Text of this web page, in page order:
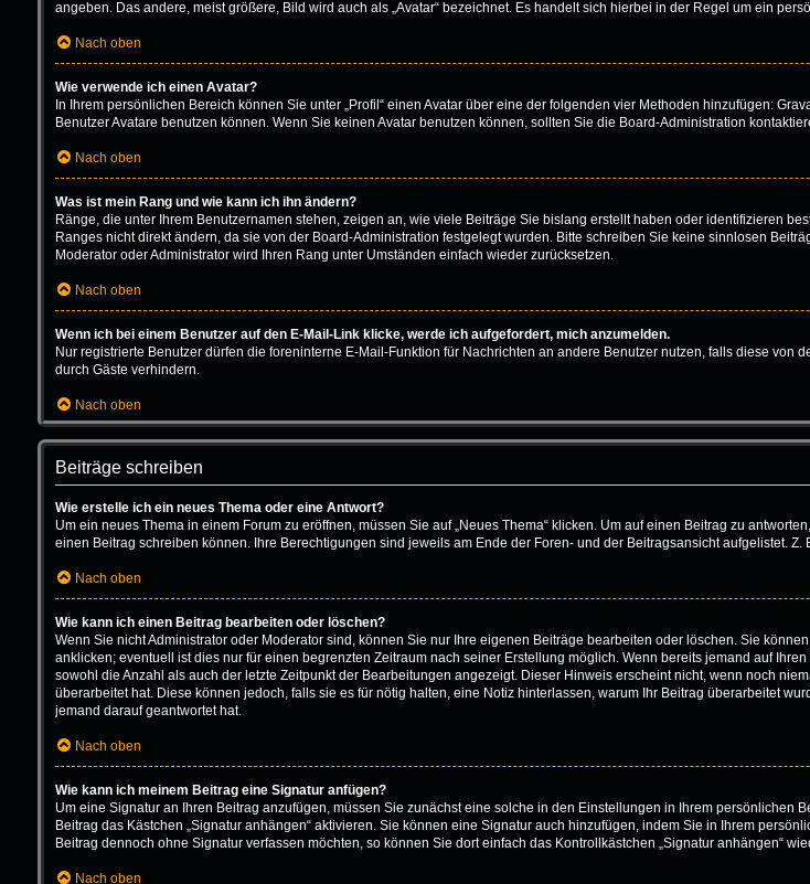
angeben. Das andere, meist größere, Bild wird auch als „Avatar“ bezeichnet. Es handelt sich hierbei in der Regel um ein
Nach oben
Wie verwende ich einen Avatar?
In Ihrem persönlichen Bereich können Sie unter „Profil“ einen Avatar über eine der folgenden vier Methoden hinzufügen:
Benutzer Avatare benutzen können. Wenn Sie keinen Avatar benutzen können, sollten Sie die Board-Administration
Nach oben
Was ist mein Rang und wie kann ich ihn ändern?
Ränge, die unter Ihrem Benutzernamen stehen, zeigen an, wie viele Beiträge Sie bislang erstellt haben oder identifizieren
Ranges nicht direkt ändern, da sie von der Board-Administration festgelegt wurden. Bitte schreiben Sie keine sinnlosen
Moderator oder Administrator wird Ihren Rang unter Umständen einfach wieder zurücksetzen.
Nach oben
Wenn ich bei einem Benutzer auf den E-Mail-Link klicke, werde ich aufgefordert, mich anzumelden.
Nur registrierte Benutzer dürfen die foreninterne E-Mail-Funktion für Nachrichten an andere Benutzer nutzen, falls diese
durch Gäste verhindern.
Nach oben
Beiträge schreiben
Wie erstelle ich ein neues Thema oder eine Antwort?
Um ein neues Thema in einem Forum zu eröffnen, müssen Sie auf „Neues Thema“ klicken. Um auf einen Beitrag zu
einen Beitrag schreiben können. Ihre Berechtigungen sind jeweils am Ende der Foren- und der Beitragsansicht aufgelistet. Z.
Nach oben
Wie kann ich einen Beitrag bearbeiten oder löschen?
Wenn Sie nicht Administrator oder Moderator sind, können Sie nur Ihre eigenen Beiträge bearbeiten oder löschen. Sie
anklicken; eventuell ist dies nur für einen begrenzten Zeitraum nach seiner Erstellung möglich. Wenn bereits jemand auf
sowohl die Anzahl als auch der letzte Zeitpunkt der Bearbeitungen angezeigt. Dieser Hinweis erscheint nicht, wenn noch
überarbeitet hat. Diese können jedoch, falls sie es für nötig halten, eine Notiz hinterlassen, warum Ihr Beitrag überarbeitet
jemand darauf geantwortet hat.
Nach oben
Wie kann ich meinem Beitrag eine Signatur anfügen?
Um eine Signatur an Ihren Beitrag anzufügen, müssen Sie zunächst eine solche in den Einstellungen in Ihrem
Beitrag das Kästchen „Signatur anhängen“ aktivieren. Sie können eine Signatur auch hinzufügen, indem Sie in Ihrem
Beitrag dennoch ohne Signatur verfassen möchten, so können Sie dort einfach das Kontrollkästchen „Signatur anhängen“
Nach oben